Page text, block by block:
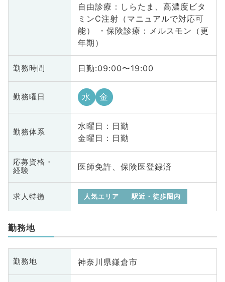
自由診療：しらたま、高濃度ビタ
ミンC注射（マニュアルで対応可
能） ・保険診療：メルスモン（更
年期）
勤務時間 日勤:09:00〜19:00
勤務曜日 水 金
勤務体系
水曜日 : 日勤
金曜日 : 日勤
応募資格・
経験
医師免許、保険医登録済
求人特徴 人気エリア 駅近・徒歩圏内
勤務地
勤務地 神奈川県鎌倉市